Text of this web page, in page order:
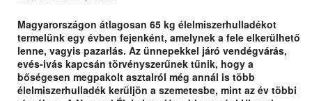
Magyarországon átlagosan 65 kg élelmiszerhulladékot
termelünk egy évben fejenként, amelynek a fele elkerülhető
lenne, vagyis pazarlás. Az ünnepekkel járó vendégvárás,
evés-ivás kapcsán törvényszerűnek tűnik, hogy a
bőségesen megpakolt asztalról még annál is több
élelmiszerhulladék kerüljön a szemetesbe, mint az év többi